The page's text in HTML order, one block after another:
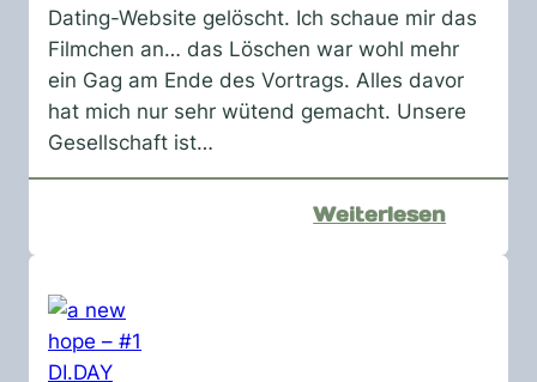
Dating-Website gelöscht. Ich schaue mir das
Filmchen an… das Löschen war wohl mehr
ein Gag am Ende des Vortrags. Alles davor
hat mich nur sehr wütend gemacht. Unsere
Gesellschaft ist…
Weiterlesen:
Hacker